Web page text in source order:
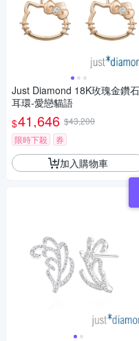
Just Diamond 18K玫瑰金鑽石
耳環-愛戀貓語
$41,646 $43,200
限時下殺
券
加入購物車